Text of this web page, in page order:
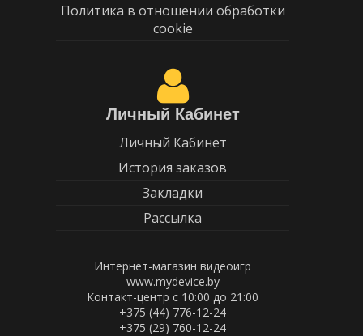
Политика в отношении обработки
cookie
Личный Кабинет
Личный Кабинет
История заказов
Закладки
Рассылка
Интернет-магазин видеоигр
www.mydevice.by
Контакт-центр с 10:00 до 21:00
+375 (44) 776-12-24
+375 (29) 760-12-24